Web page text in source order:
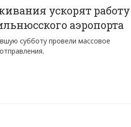
ускорят работу
аэропорта
субботу провели массовое